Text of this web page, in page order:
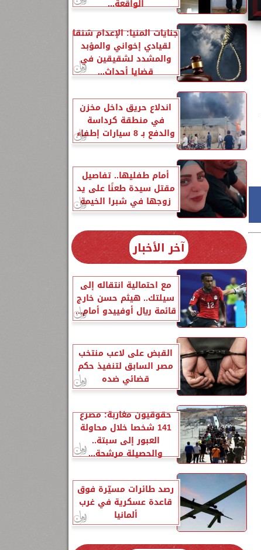
الواقعة...
جنايات المنيا: الإعدام شنقا
لقيادي إخواني والمؤبد
والمشدد لشقيقين في
قضايا أحداث...
اندلاع حريق داخل مخزن
في منطقة كرداسة
والدفع بـ 8 سيارات إطفاء
أمام طفليها.. تفاصيل
مقتل سيدة طعنًا على يد
زوجها في شبرا الخيمة
آخر الأخبار
مع احتمالية انتقاله إلى
سيلتك.. هيثم حسن خارج
قائمة ريال أوفييدو أمام...
القبض على لاعب منتخب
مصر السابق لتنفيذ حكم
قضائي ضده
حقوقيون مغاربة: مصرع
141 شخصا خلال محاولة
العبور إلى سبتة..
والحصيلة مرشحة...
رصد طائرات مسيّرة فوق
قاعدة عسكرية في غرب
ألمانيا